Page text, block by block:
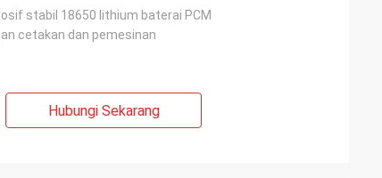
stabil 18650 lithium baterai PCM
cetakan dan pemesinan
Hubungi Sekarang